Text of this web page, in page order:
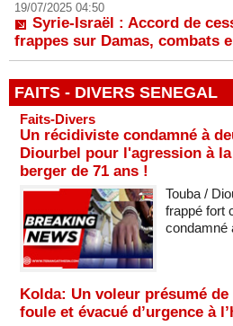
19/07/2025 04:50
Syrie-Israël : Accord de
frappes sur Damas, combats
FAITS - DIVERS SENEGAL
Faits-Divers
Un récidiviste condamné à
Diourbel pour l'agression à
berger de 71 ans !
Touba /
frappé fort
condamné
Kolda: Un voleur présumé
foule et évacué d’urgence à